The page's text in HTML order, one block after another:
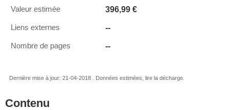
Valeur estimée 396,99 €
Liens externes --
Nombre de pages --
Dernière mise à jour: 21-04-2018 . Données estimées, lire la décharge.
Contenu